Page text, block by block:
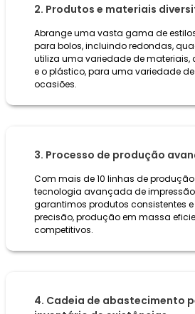
2. Produtos e materiais
Abrange uma vasta gama de
para bolos, incluindo redondas,
utiliza uma variedade de materiais,
e o plástico, para uma variedade
ocasiões.
3. Processo de produção
Com mais de 10 linhas de
tecnologia avançada de
garantimos produtos consistentes
precisão, produção em massa
competitivos.
4. Cadeia de abastecimento